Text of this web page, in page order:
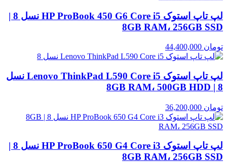
لپ تاپ استوک HP ProBook 450 G6 Core i5 نسل 8 |
8GB RAM، 256GB SSD
تومان
لپ تاپ استوک Lenovo ThinkPad L590 Core i5 نسل
8 | 8GB RAM، 500GB HDD
تومان
لپ تاپ استوک HP ProBook 650 G4 Core i3 نسل 8 |
8GB RAM، 256GB SSD